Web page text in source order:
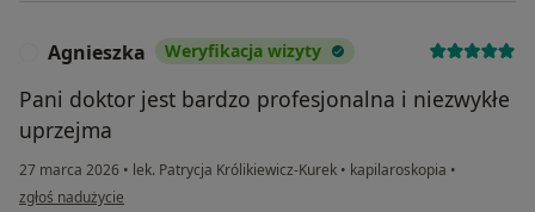
Agnieszka Weryfikacja wizyty
Pani doktor jest bardzo profesjonalna i niezwykłe
uprzejma
27 marca 2026 • lek. Patrycja Królikiewicz-Kurek • kapilaroskopia •
w opinii użytkownika Agnieszka
zgłoś nadużycie